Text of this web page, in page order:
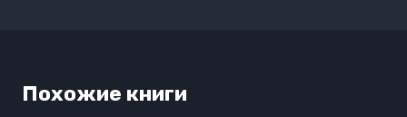
Похожие книги